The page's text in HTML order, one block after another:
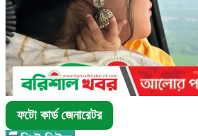
ফটো কার্ড জেনারেটর